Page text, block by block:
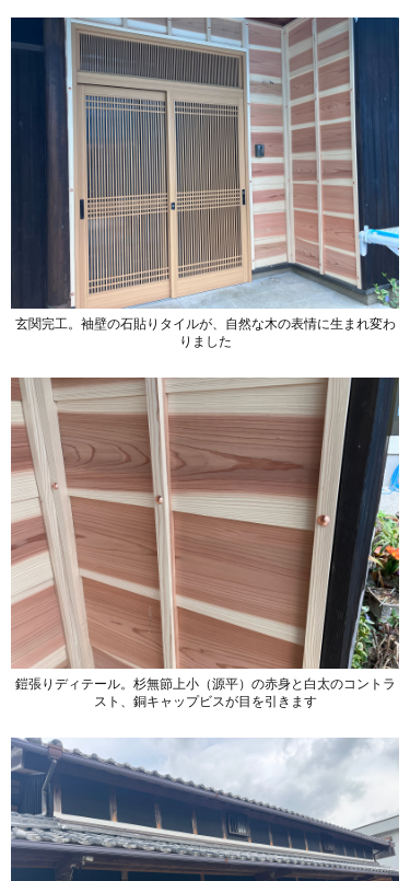
玄関完工。袖壁の石貼りタイルが、自然な木の表情に生まれ変わ
りました
鎧張りディテール。杉無節上小（源平）の赤身と白太のコントラ
スト、銅キャップビスが目を引きます